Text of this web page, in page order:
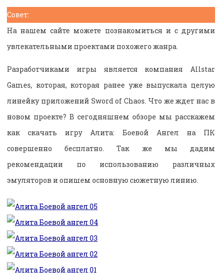
Совет:
На нашем сайте можете познакомиться и с другими
увлекательными проектами похожего жанра.
Разработчиками игры является компания Allstar
Games, которая, которая ранее уже выпускала целую
линейку приложений Sword of Chaos. Что же ждет нас в
новом проекте? В сегодняшнем обзоре мы расскажем
как скачать игру Алита: Боевой Ангел на ПК
совершенно бесплатно. Так же мы дадим
рекомендации по использованию различных
эмуляторов и опишем основную сюжетную линию.